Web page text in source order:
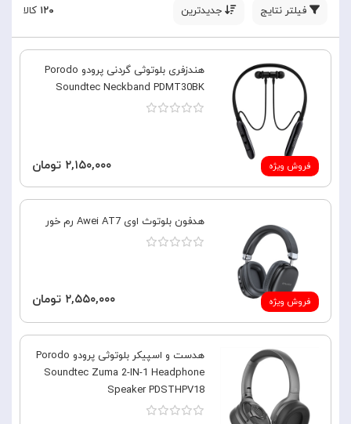
فیلتر نتایج جدیدترین ۱۲۰ کالا
فروش ویژه
هندزفری بلوتوثی گردنی پرودو Porodo
Soundtec Neckband PDMT30BK
۲,۱۵۰,۰۰۰ تومان
فروش ویژه
هدفون بلوتوث اوی Awei AT7 رم خور
۲,۵۵۰,۰۰۰ تومان
هدست و اسپیکر بلوتوثی پرودو Porodo
Soundtec Zuma 2-IN-1 Headphone
Speaker PDSTHPV18